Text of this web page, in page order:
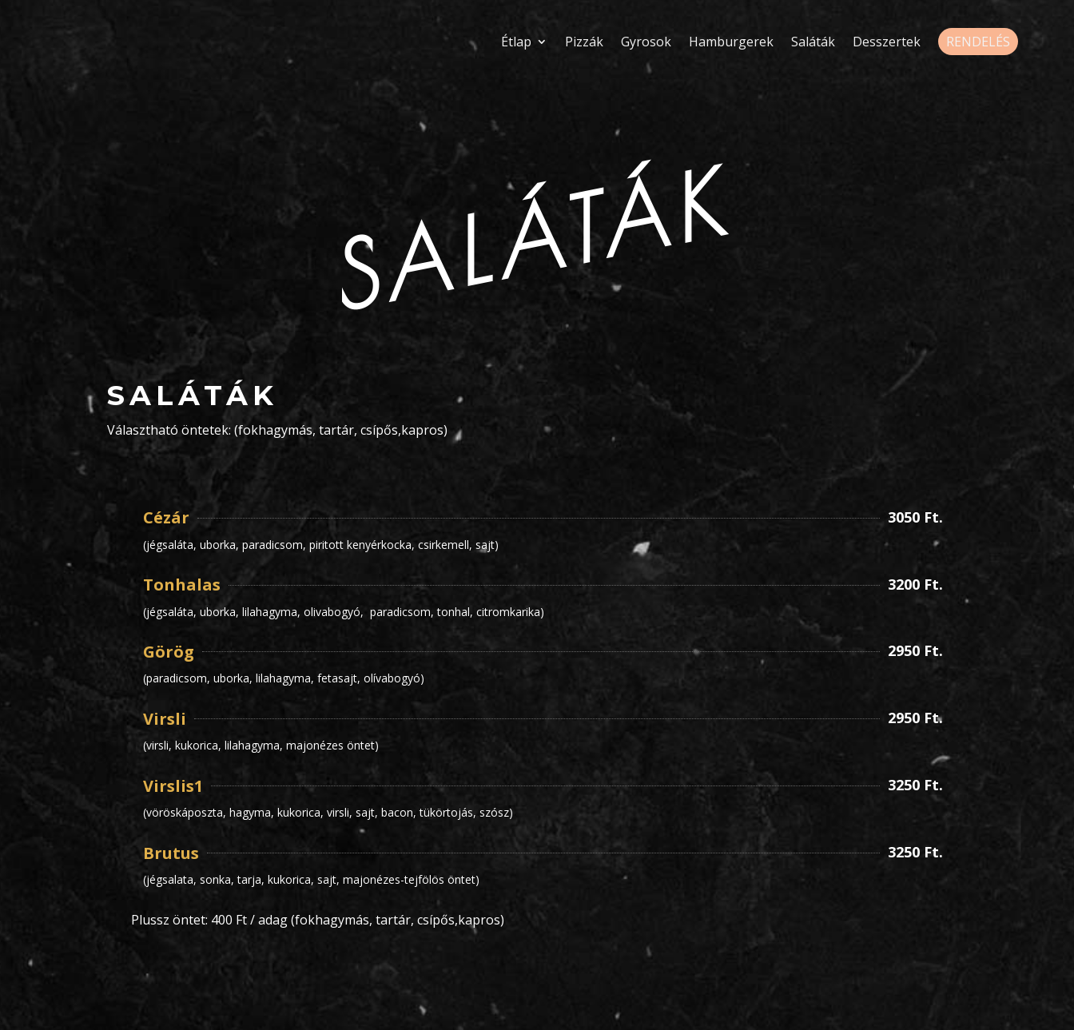
Étlap Pizzák Gyrosok Hamburgerek Saláták Desszertek RENDELÉS
SALÁTÁK
SALÁTÁK
Választható öntetek: (fokhagymás, tartár, csípős,kapros)
Cézár 3050Ft.
(jégsaláta, uborka, paradicsom, piritott kenyérkocka, csirkemell, sajt)
Tonhalas 3200Ft.
(jégsaláta, uborka, lilahagyma, olivabogyó, paradicsom, tonhal, citromkarika)
Görög 2950Ft.
(paradicsom, uborka, lilahagyma, fetasajt, olívabogyó)
Virsli 2950Ft.
(virsli, kukorica, lilahagyma, majonézes öntet)
Virslis1 3250Ft.
(vöröskáposzta, hagyma, kukorica, virsli, sajt, bacon, tükörtojás, szósz)
Brutus 3250Ft.
(jégsalata, sonka, tarja, kukorica, sajt, majonézes-tejfölös öntet)
Plussz öntet: 400 Ft / adag (fokhagymás, tartár, csípős,kapros)